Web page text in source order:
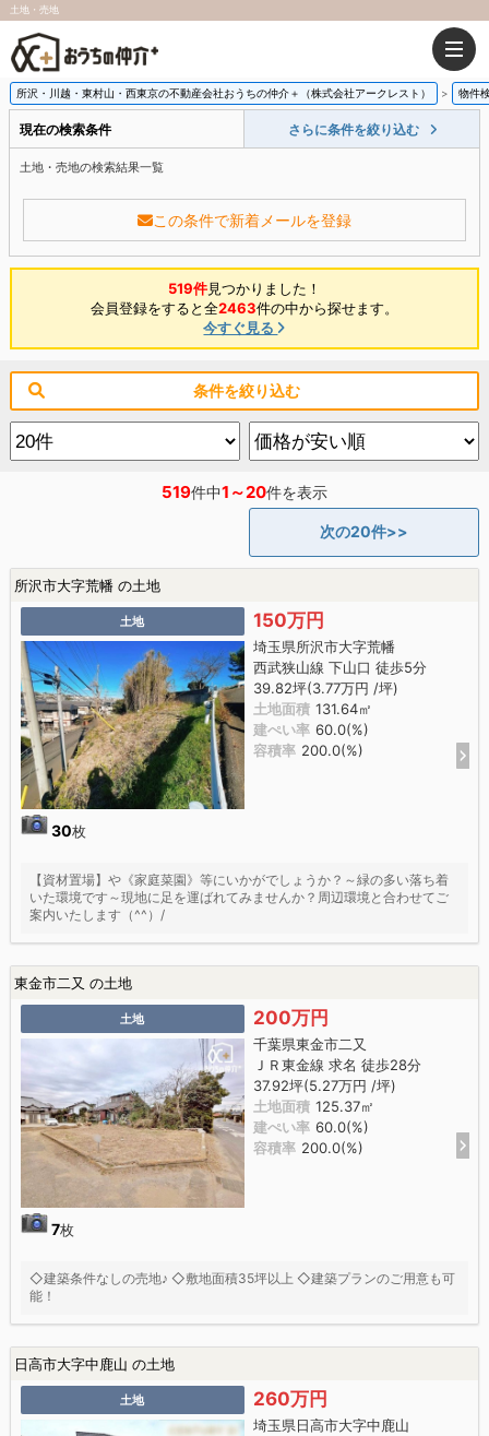
土地・売地
所沢・川越・東村山・西東京の不動産会社おうちの仲介＋（株式会社アークレスト） 物件
現在の検索条件 さらに条件を絞り込む
土地・売地の検索結果一覧
この条件で新着メールを登録
519件見つかりました！
会員登録をすると全2463件の中から探せます。
今すぐ見る
条件を絞り込む
519件中1～20件を表示
次の20件>>
所沢市大字荒幡 の土地
土地
30枚
150万円
埼玉県所沢市大字荒幡
西武狭山線 下山口 徒歩5分
39.82坪(3.77万円 /坪)
土地面積 131.64㎡
建ぺい率 60.0(%)
容積率 200.0(%)
【資材置場】や《家庭菜園》等にいかがでしょうか？～緑の多い落ち着
いた環境です～現地に足を運ばれてみませんか？周辺環境と合わせてご
案内いたします（^^）/
東金市二又 の土地
土地
7枚
200万円
千葉県東金市二又
ＪＲ東金線 求名 徒歩28分
37.92坪(5.27万円 /坪)
土地面積 125.37㎡
建ぺい率 60.0(%)
容積率 200.0(%)
◇建築条件なしの売地♪ ◇敷地面積35坪以上 ◇建築プランのご用意も可
能！
日高市大字中鹿山 の土地
土地 260万円
埼玉県日高市大字中鹿山